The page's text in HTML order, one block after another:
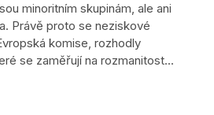
minoritním skupinám, ale ani
Právě proto se neziskové
komise, rozhodly
se zaměřují na rozmanitost...